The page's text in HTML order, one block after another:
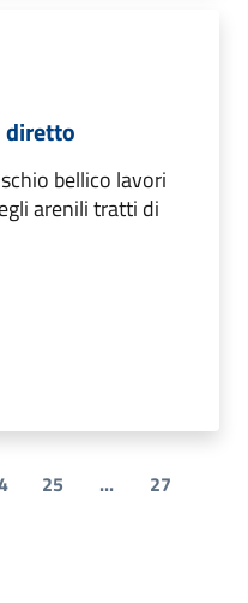
bellico lavori
arenili tratti di
25 ... 27